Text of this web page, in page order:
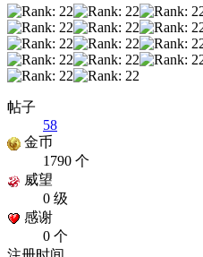
帖子
58
金币
1790 个
威望
0 级
感谢
0 个